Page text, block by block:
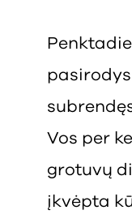
Vos per
grotuvų
įkvėpta